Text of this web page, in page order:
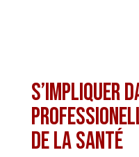
S’impliquer
de la santé